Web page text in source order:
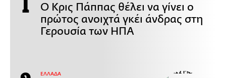
Ο Κρις Πάππας θέλει να γίνει ο
πρώτος ανοιχτά γκέι άνδρας στη
Γερουσία των ΗΠΑ
ΕΛΛΑΔΑ